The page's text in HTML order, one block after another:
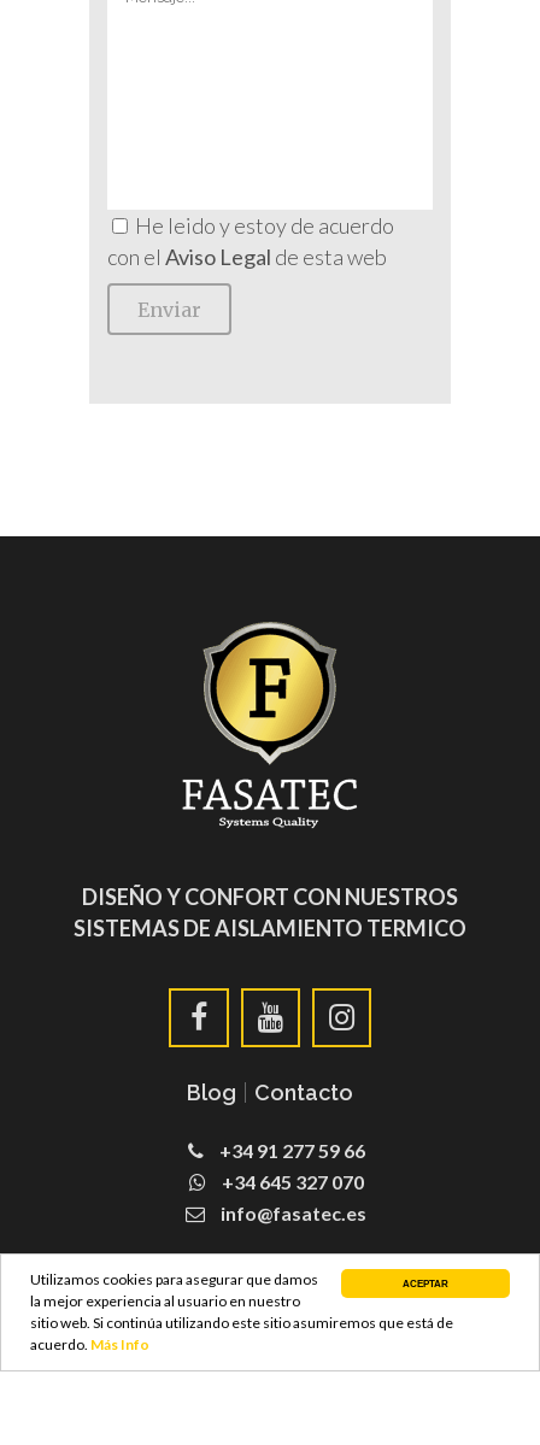
ACEPTAR
Utilizamos cookies para asegurar que damos
la mejor experiencia al usuario en nuestro
sitio web. Si continúa utilizando este sitio asumiremos que está de
acuerdo. Más Info
He leido y estoy de acuerdo
con el Aviso Legal de esta web
DISEÑO Y CONFORT CON NUESTROS
SISTEMAS DE AISLAMIENTO TERMICO
Blog Contacto
+34 91 277 59 66
+34 645 327 070
info@fasatec.es
SATE Fachadas